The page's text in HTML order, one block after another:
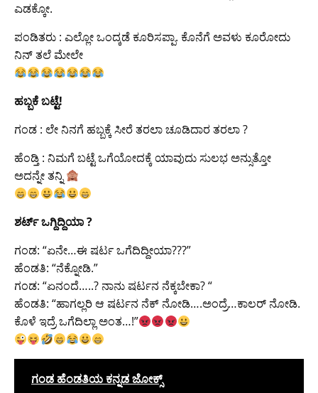
ಎಡಕ್ಕೋ.
ಪಂಡಿತರು : ಎಲ್ಲೋ ಒಂದ್ಕಡೆ ಕೂರಿಸಪ್ಪಾ. ಕೊನೆಗೆ ಅವಳು ಕೂರೋದು
ನಿನ್ ತಲೆ ಮೇಲೇ
ಹಬ್ಬಕೆ ಬಟ್ಟೆ!
ಗಂಡ : ಲೇ ನಿನಗೆ ಹಬ್ಬಕ್ಕೆ ಸೀರೆ ತರಲಾ ಚೂಡಿದಾರ ತರಲಾ ?
ಹೆಂಡ್ತಿ : ನಿಮಗೆ ಬಟ್ಟೆ ಒಗೆಯೋದಕ್ಕೆ ಯಾವುದು ಸುಲಭ ಅನ್ಸುತ್ತೋ
ಅದನ್ನೇ ತನ್ನಿ
ಶರ್ಟ್ ಒಗ್ದಿದ್ದಿಯಾ ?
ಗಂಡ: “ಏನೇ…ಈ ಷರ್ಟ ಒಗೆದಿದ್ದೀಯಾ???”
ಹೆಂಡತಿ: “ನೆಕ್ನೋಡಿ.”
ಗಂಡ: “ಏನಂದೆ…..? ನಾನು ಷರ್ಟನ ನೆಕ್ಕಬೇಕಾ? “
ಹೆಂಡತಿ: “ಹಾಗಲ್ಲರಿ ಆ ಷರ್ಟನ ನೆಕ್ ನೋಡಿ….ಅಂದ್ರೆ…ಕಾಲರ್ ನೋಡಿ.
ಕೊಳೆ ಇದ್ರೆ ಒಗೆದಿಲ್ಲಾ ಅಂತ…!”
ಗಂಡ ಹೆಂಡತಿಯ ಕನ್ನಡ ಜೋಕ್ಸ್